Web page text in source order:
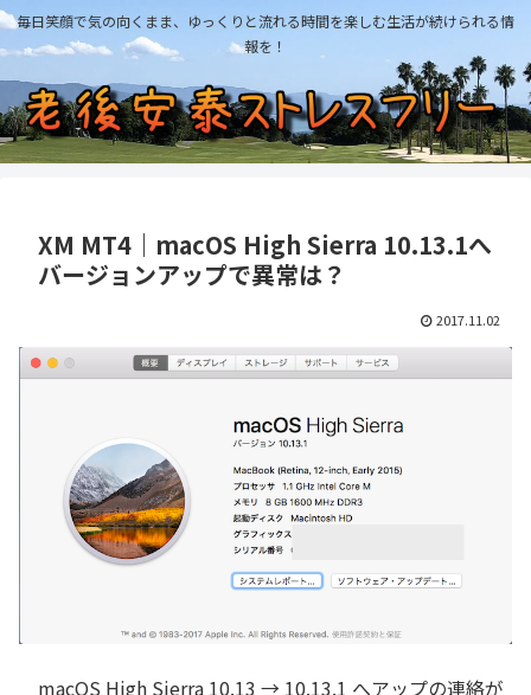
毎日笑顔で気の向くまま、ゆっくりと流れる時間を楽しむ生活が続けられる情
報を！
XM MT4｜macOS High Sierra 10.13.1へ
バージョンアップで異常は？
2017.11.02
macOS High Sierra 10.13 → 10.13.1 へアップの連絡が